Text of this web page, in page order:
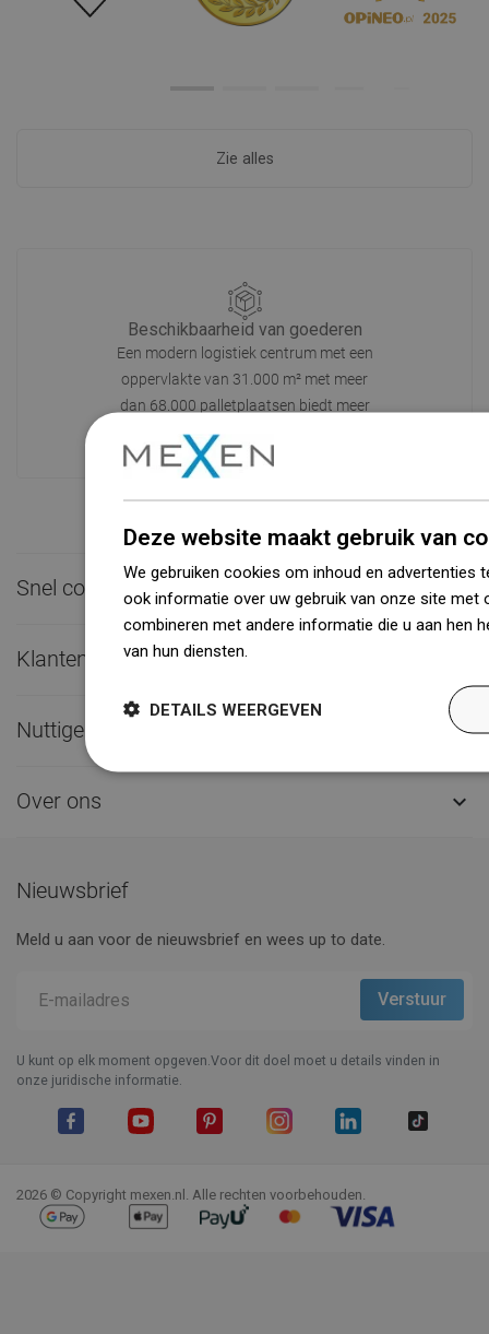
Zie alles
Beschikbaarheid van goederen
Een modern logistiek centrum met een
oppervlakte van 31.000 m² met meer
dan 68.000 palletplaatsen biedt meer
dan 1500.000 beschikbare producten!
Snel contact 
Klantenservice
Nuttige links 
Over ons 
Nieuwsbrief
Meld u aan voor de nieuwsbrief en wees up to date.
U kunt op elk moment opgeven.Voor dit doel moet u details vinden in
onze juridische informatie.
2026 © Copyright mexen.nl. Alle rechten voorbehouden.
Deze website maakt gebruik van
We gebruiken cookies om inhoud en advertenties
ook informatie over uw gebruik van onze site met
combineren met andere informatie die u aan hen
van hun diensten.
DETAILS WEERGEVEN